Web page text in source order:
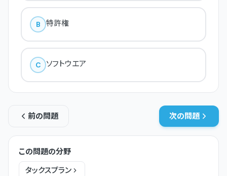
B 特許権
C ソフトウエア
前の問題 次の問題
この問題の分野
タックスプラン